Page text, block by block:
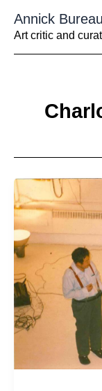
contenu
Annick
Art critic and